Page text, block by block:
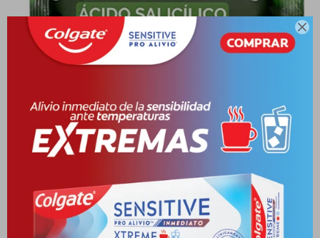

DERMACHEM TOALLA DESMAQ AC
SALICILICO